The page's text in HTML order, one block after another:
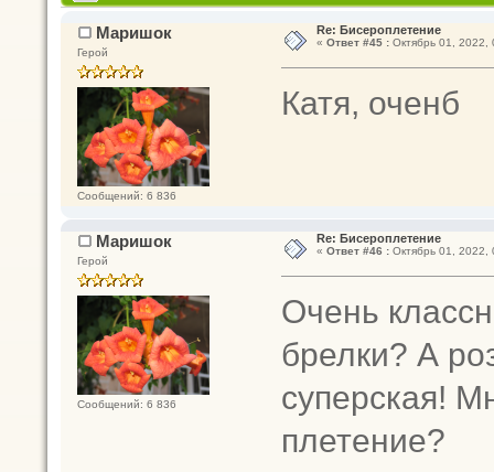
Маришок
Герой
Сообщений: 6 836
Re: Бисероплетение
« Ответ #45 :Октябрь 01, 2022,
Катя, оченб
Маришок
Герой
Сообщений: 6 836
Re: Бисероплетение
« Ответ #46 :Октябрь 01, 2022,
Очень
брелки? А
суперская!
плетение?